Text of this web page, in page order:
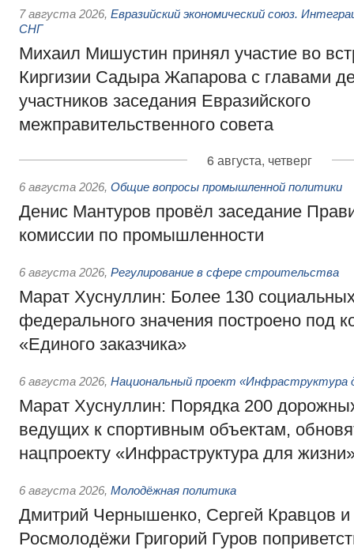
7 августа 2026, Евразийский экономический союз.
СНГ
Михаил Мишустин принял участие во
Киргизии Садыра Жапарова с главами
участников заседания Евразийского
межправительственного совета
6 августа, четверг
6 августа 2026, Общие вопросы промышленной политики
Денис Мантуров провёл заседание
комиссии по промышленности
6 августа 2026, Регулирование в сфере строительства
Марат Хуснуллин: Более 130
федерального значения построено под
«Единого заказчика»
6 августа 2026, Национальный проект «Инфраструктура
Марат Хуснуллин: Порядка 200
ведущих к спортивным объектам,
нацпроекту «Инфраструктура для
6 августа 2026, Молодёжная политика
Дмитрий Чернышенко, Сергей Кравцов и
Росмолодёжи Григорий Гуров